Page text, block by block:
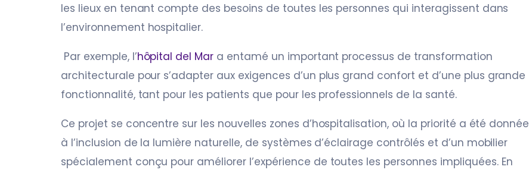
les lieux en tenant compte des besoins de toutes les personnes qui interagissent dans
l’environnement hospitalier.
Par exemple, l’hôpital del Mar a entamé un important processus de transformation
architecturale pour s’adapter aux exigences d’un plus grand confort et d’une plus grande
fonctionnalité, tant pour les patients que pour les professionnels de la santé.
Ce projet se concentre sur les nouvelles zones d’hospitalisation, où la priorité a été donnée
à l’inclusion de la lumière naturelle, de systèmes d’éclairage contrôlés et d’un mobilier
spécialement conçu pour améliorer l’expérience de toutes les personnes impliquées. En